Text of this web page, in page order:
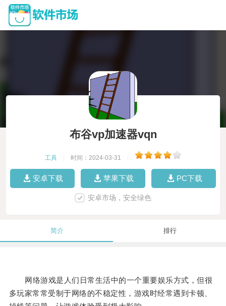
布谷vp加速器vqn
工具 时间：2024-03-31
安卓下载 苹果下载 PC下载
安卓市场，安全绿色
简介 排行
网络游戏是人们日常生活中的一个重要娱乐方式，但很
多玩家常常受制于网络的不稳定性，游戏时经常遇到卡顿、